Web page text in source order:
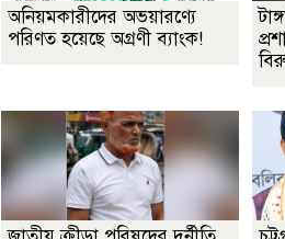
অনিয়মকারীদের অভয়ারণ্যে
পরিণত হয়েছে অগ্রণী ব্যাংক!